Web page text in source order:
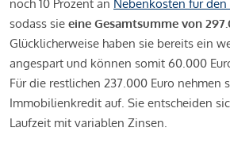
noch 10 Prozent an Nebenkosten für
sodass sie eine Gesamtsumme von
Glücklicherweise haben sie bereits ein
angespart und können somit 60.000
Für die restlichen 237.000 Euro nehmen
Immobilienkredit auf. Sie entscheiden
Laufzeit mit variablen Zinsen.